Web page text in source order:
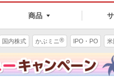
商品
国内株式 かぶミニ® IPO・PO